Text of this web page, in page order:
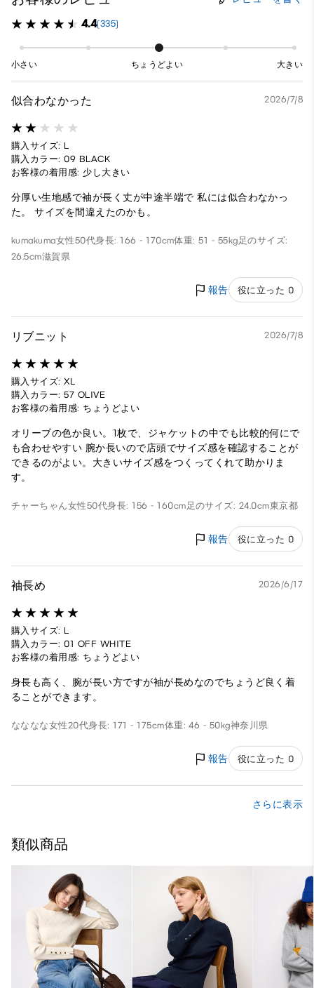
4.4(335)
小さい ちょうどよい 大きい
似合わなかった 2026/7/8
購入サイズ: L
購入カラー: 09 BLACK
お客様の着用感: 少し大きい
分厚い生地感で袖が長く丈が中途半端で 私には似合わなかっ
た。 サイズを間違えたのかも。
kumakuma女性50代身長: 166 - 170cm体重: 51 - 55kg足のサイズ:
26.5cm滋賀県
報告 役に立った 0
リブニット 2026/7/8
購入サイズ: XL
購入カラー: 57 OLIVE
お客様の着用感: ちょうどよい
オリーブの色か良い。1枚で、ジャケットの中でも比較的何にで
も合わせやすい 腕か長いので店頭でサイズ感を確認することが
できるのがよい。大きいサイズ感をつくってくれて助かりま
す。
チャーちゃん女性50代身長: 156 - 160cm足のサイズ: 24.0cm東京都
報告 役に立った 0
袖長め 2026/6/17
購入サイズ: L
購入カラー: 01 OFF WHITE
お客様の着用感: ちょうどよい
身長も高く、腕が長い方ですが袖が長めなのでちょうど良く着
ることができます。
なななな女性20代身長: 171 - 175cm体重: 46 - 50kg神奈川県
報告 役に立った 0
さらに表示
類似商品